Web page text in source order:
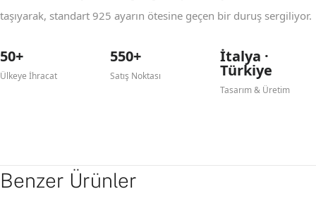
taşıyarak, standart 925 ayarın ötesine geçen bir duruş sergiliyor.
50+
Ülkeye İhracat
550+
Satış Noktası
İtalya ·
Türkiye
Tasarım & Üretim
Benzer Ürünler